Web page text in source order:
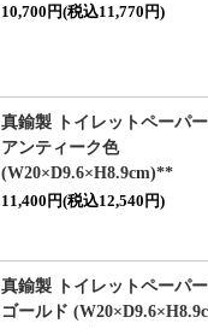
10,700円(税込11,770円)
真鍮製 トイレットペーパ
アンティーク色
(W20×D9.6×H8.9cm)**
11,400円(税込12,540円)
真鍮製 トイレットペーパ
ゴールド